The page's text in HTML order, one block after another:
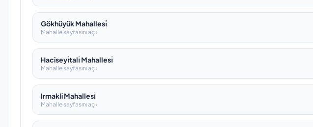
Gökhüyük Mahallesi̇
Mahalle sayfasını aç ›
Haciseyi̇tali̇ Mahallesi̇
Mahalle sayfasını aç ›
Irmakli Mahallesi̇
Mahalle sayfasını aç ›